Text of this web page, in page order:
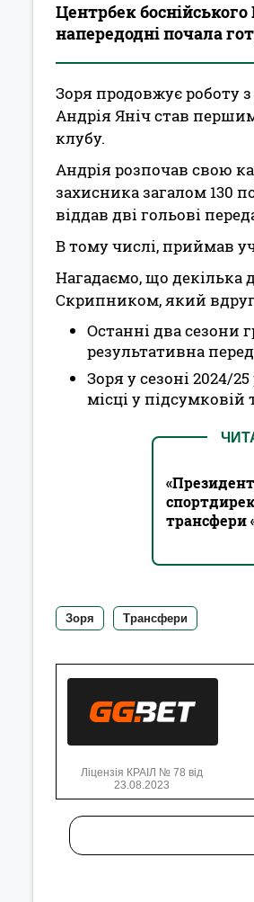
Центрбек
напередодні почала
Зоря продовжує роботу
Андрія Яніч став
клубу.
Андрія розпочав свою
захисника загалом 130
віддав дві гольові
В тому числі, приймав
Нагадаємо, що декілька
Скрипником, який
Останні два сезони
результативна
Зоря у сезоні 2024/
місці у підсумковій
трансфери
Зоря Трансфери
Ліцензія КРАІЛ № 78 від
23.08.2023